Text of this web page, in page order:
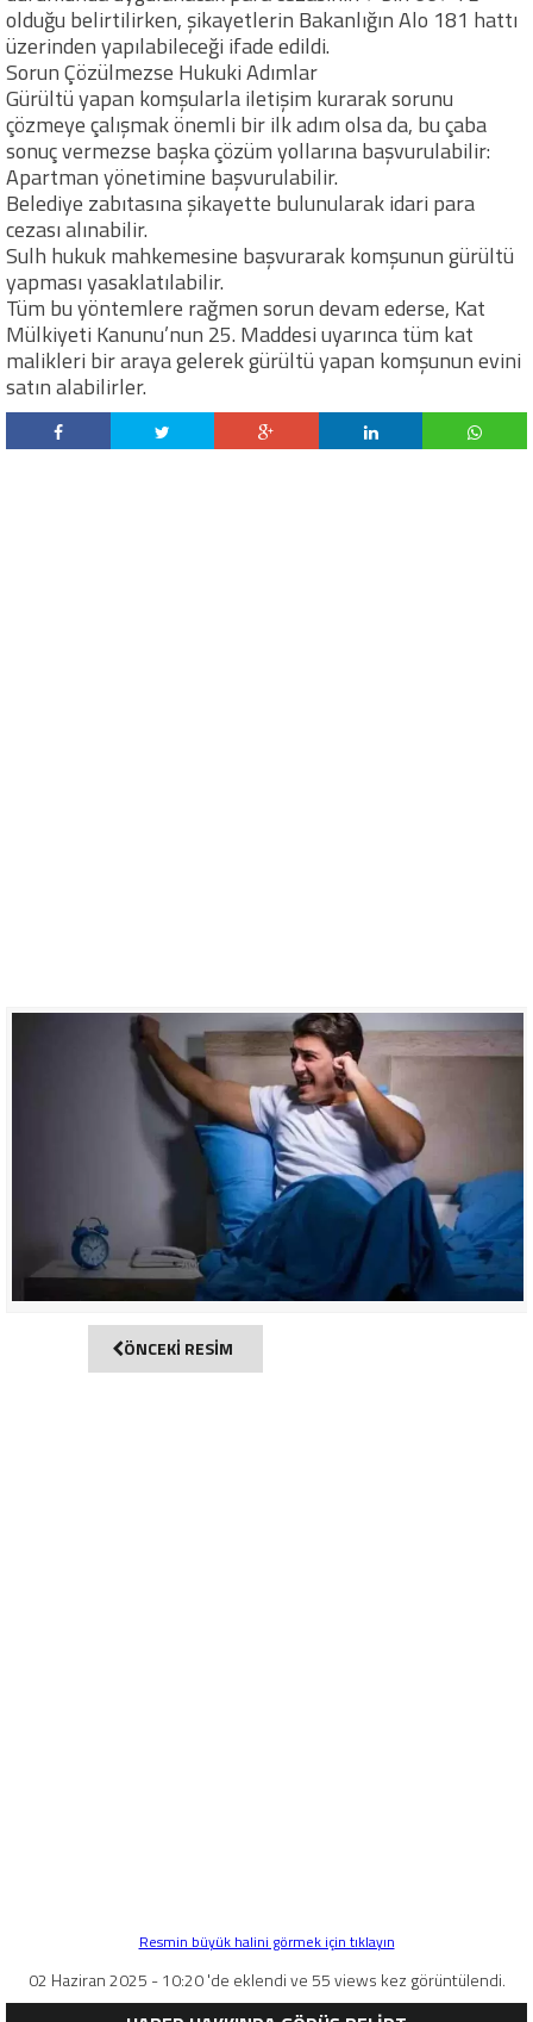
olduğu belirtilirken, şikayetlerin Bakanlığın Alo 181 hattı
üzerinden yapılabileceği ifade edildi.
Sorun Çözülmezse Hukuki Adımlar
Gürültü yapan komşularla iletişim kurarak sorunu
çözmeye çalışmak önemli bir ilk adım olsa da, bu çaba
sonuç vermezse başka çözüm yollarına başvurulabilir:
Apartman yönetimine başvurulabilir.
Belediye zabıtasına şikayette bulunularak idari para
cezası alınabilir.
Sulh hukuk mahkemesine başvurarak komşunun gürültü
yapması yasaklatılabilir.
Tüm bu yöntemlere rağmen sorun devam ederse, Kat
Mülkiyeti Kanunu’nun 25. Maddesi uyarınca tüm kat
malikleri bir araya gelerek gürültü yapan komşunun evini
satın alabilirler.
ÖNCEKİ RESİM
Resmin büyük halini görmek için tıklayın
02 Haziran 2025 - 10:20 'de eklendi ve 55 views kez görüntülendi.